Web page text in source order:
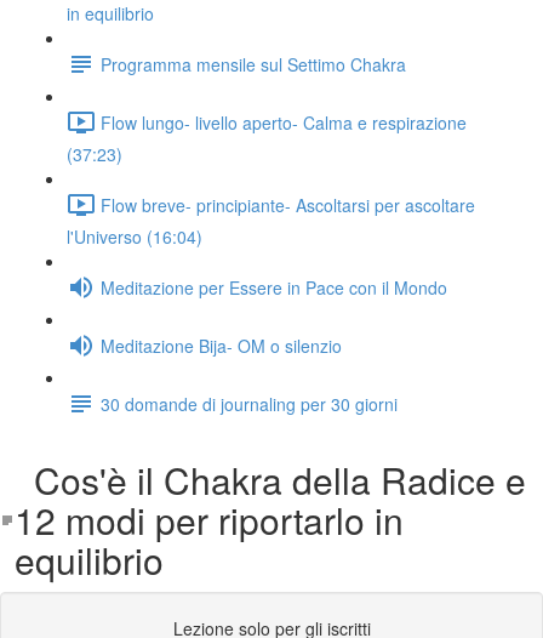
in equilibrio
Programma mensile sul Settimo Chakra
Flow lungo- livello aperto- Calma e respirazione
(37:23)
Flow breve- principiante- Ascoltarsi per ascoltare
l'Universo (16:04)
Meditazione per Essere in Pace con il Mondo
Meditazione Bija- OM o silenzio
30 domande di journaling per 30 giorni
Cos'è il Chakra della Radice e
12 modi per riportarlo in
equilibrio
Lezione solo per gli iscritti